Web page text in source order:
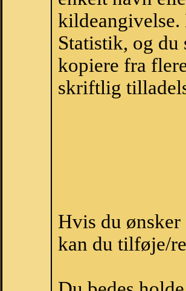
kildeangivelse.
Statistik, og
kopiere fra
skriftlig
Hvis du
kan du tilføje/